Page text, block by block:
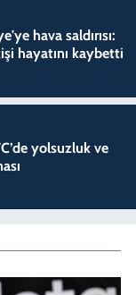
hava saldırısı:
hayatını kaybetti
yolsuzluk ve